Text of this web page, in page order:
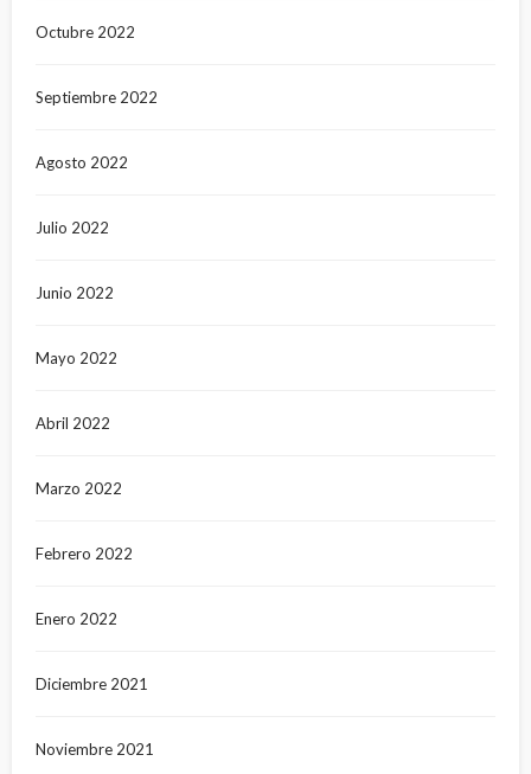
Octubre 2022
Septiembre 2022
Agosto 2022
Julio 2022
Junio 2022
Mayo 2022
Abril 2022
Marzo 2022
Febrero 2022
Enero 2022
Diciembre 2021
Noviembre 2021